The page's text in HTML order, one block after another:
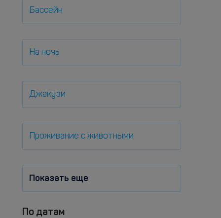
Бассейн
На ночь
Джакузи
Проживание с животными
Показать еще
По датам